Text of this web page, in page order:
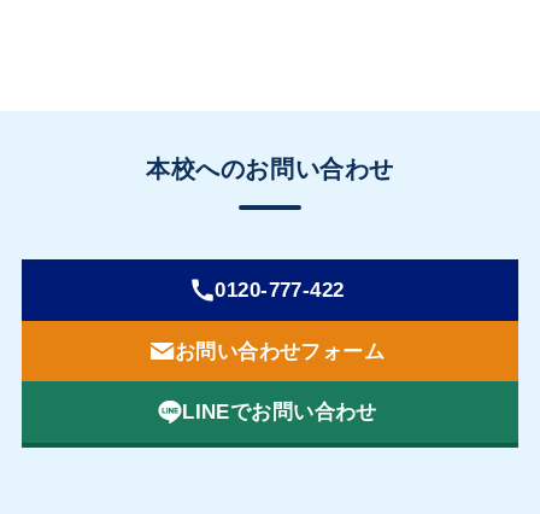
本校へのお問い合わせ
0120-777-422
お問い合わせフォーム
LINEでお問い合わせ